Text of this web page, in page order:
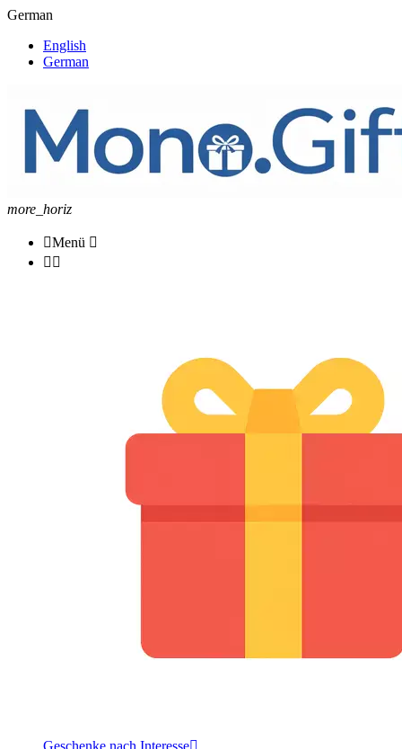
German
English
German
more_horiz
Menü 
 
Geschenke nach Interesse